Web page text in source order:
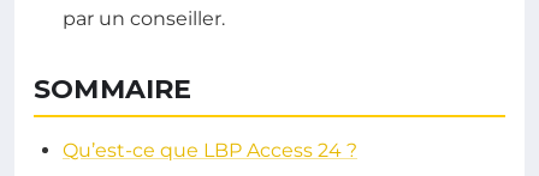
par un conseiller.
SOMMAIRE
Qu’est-ce que LBP Access 24 ?